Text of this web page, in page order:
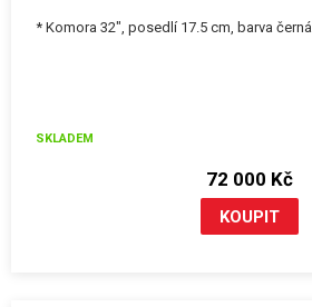
* Komora 32", posedlí 17.5 cm, barva černá
SKLADEM
72 000 Kč